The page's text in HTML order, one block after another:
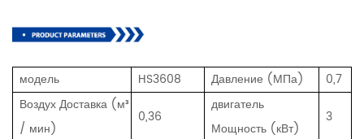
модель HS3608 Давление (МПа)
0,7
Воздух Доставка (м³
/ мин)
0,36
двигатель
Мощность (кВт)
3